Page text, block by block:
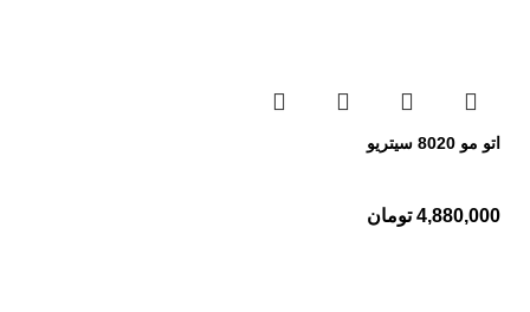
اتو مو 8020 سیتریو
4,880,000 تومان